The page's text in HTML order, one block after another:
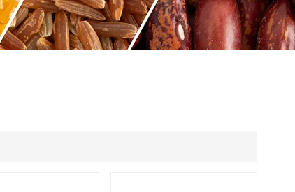
Indonesia
Tiếng việt